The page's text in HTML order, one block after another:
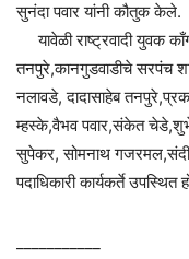
सुनंदा पवार यांनी कौतुक केले.
यावेळी राष्ट्रवादी युवक
तनपुरे,कानगुडवाडीचे सरपंच
नलावडे, दादासाहेब
म्हस्के,वैभव पवार,संकेत चेडे,शुभे
सुपेकर, सोमनाथ
पदाधिकारी कार्यकर्ते उपस्थित